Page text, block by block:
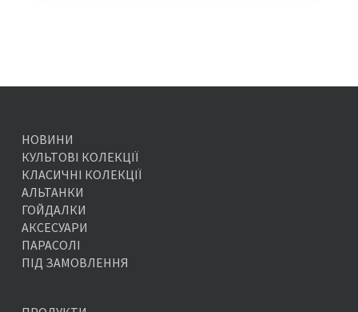
НОВИНИ
КУЛЬТОВІ КОЛЕКЦІЇ
КЛАСИЧНІ КОЛЕКЦІЇ
АЛЬТАНКИ
ГОЙДАЛКИ
АКСЕСУАРИ
ПАРАСОЛІ
ПІД ЗАМОВЛЕННЯ